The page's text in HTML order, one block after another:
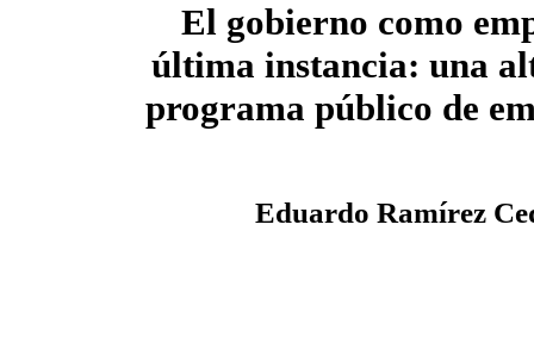
El gobierno como
última instancia: una
programa público de
Eduardo Ramírez